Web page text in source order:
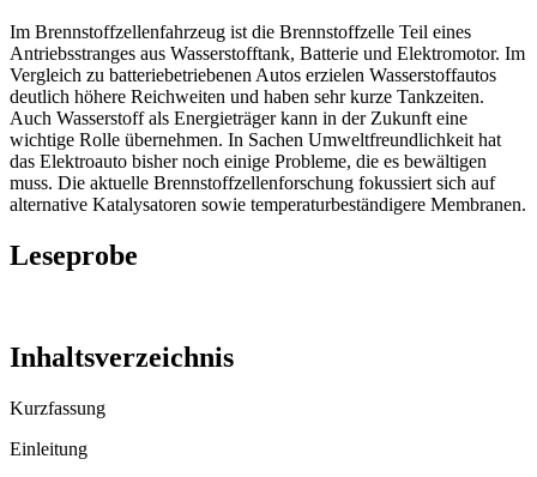
Im Brennstoffzellenfahrzeug ist die Brennstoffzelle Teil eines
Antriebsstranges aus Wasserstofftank, Batterie und Elektromotor. Im
Vergleich zu batteriebetriebenen Autos erzielen Wasserstoffautos
deutlich höhere Reichweiten und haben sehr kurze Tankzeiten.
Auch Wasserstoff als Energieträger kann in der Zukunft eine
wichtige Rolle übernehmen. In Sachen Umweltfreundlichkeit hat
das Elektroauto bisher noch einige Probleme, die es bewältigen
muss. Die aktuelle Brennstoffzellenforschung fokussiert sich auf
alternative Katalysatoren sowie temperaturbeständigere Membranen.
Leseprobe
Inhaltsverzeichnis
Kurzfassung
Einleitung